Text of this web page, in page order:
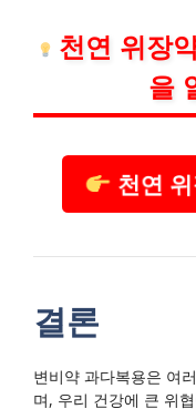
천연 위장
을
천연 위
결론
변비약 과다복용은 여
며, 우리 건강에 큰 위